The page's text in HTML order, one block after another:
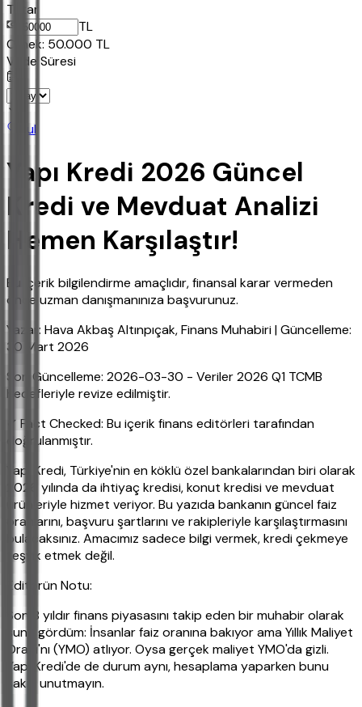
Tutar
TL
Ornek: 50.000 TL
Vade Süresi
Bul
Yapı Kredi 2026 Güncel
Kredi ve Mevduat Analizi
Hemen Karşılaştır!
Bu içerik bilgilendirme amaçlıdır, finansal karar vermeden
önce uzman danışmanınıza başvurunuz.
Yazar: Hava Akbaş Altınpıçak, Finans Muhabiri | Güncelleme:
30 Mart 2026
Son Güncelleme: 2026-03-30 - Veriler 2026 Q1 TCMB
hedefleriyle revize edilmiştir.
✔ Fact Checked: Bu içerik finans editörleri tarafından
doğrulanmıştır.
Yapı Kredi, Türkiye'nin en köklü özel bankalarından biri olarak
2026 yılında da ihtiyaç kredisi, konut kredisi ve mevduat
ürünleriyle hizmet veriyor. Bu yazıda bankanın güncel faiz
oranlarını, başvuru şartlarını ve rakipleriyle karşılaştırmasını
bulacaksınız. Amacımız sadece bilgi vermek, kredi çekmeye
teşvik etmek değil.
Editörün Notu:
Son 8 yıldır finans piyasasını takip eden bir muhabir olarak
şunu gördüm: İnsanlar faiz oranına bakıyor ama Yıllık Maliyet
Oranı'nı (YMO) atlıyor. Oysa gerçek maliyet YMO'da gizli.
Yapı Kredi'de de durum aynı, hesaplama yaparken bunu
sakın unutmayın.